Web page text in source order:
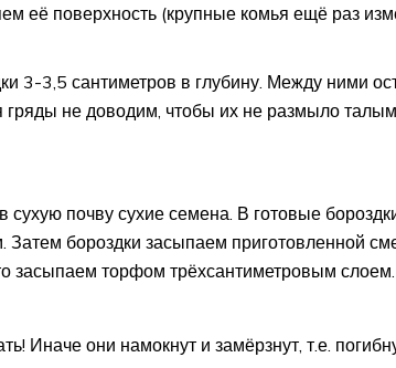
её поверхность (крупные комья ещё раз
3-3,5 сантиметров в глубину. Между ними
не доводим, чтобы их не размыло
почву сухие семена. В готовые
бороздки засыпаем приготовленной
засыпаем торфом трёхсантиметровым слоем.
Иначе они намокнут и замёрзнут, т.е.